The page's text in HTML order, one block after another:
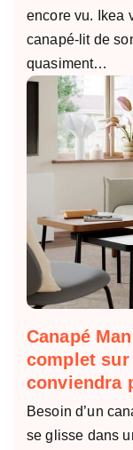
encore vu. Ikea
canapé-lit de
quasiment…
Canapé
complet
conviendra
Besoin d’un
se glisse dans